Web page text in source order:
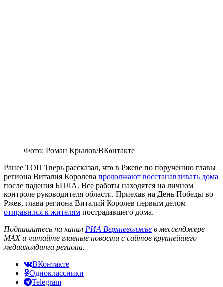
Фото: Роман Крылов/ВКонтакте
Ранее ТОП Тверь рассказал, что в Ржеве по поручению главы
региона Виталия Королева продолжают восстанавливать дома
после падения БПЛА. Все работы находятся на личном
контроле руководителя области. Приехав на День Победы во
Ржев, глава региона Виталий Королев первым делом
отправился к жителям пострадавшего дома.
Подпишитесь на канал РИА Верхневолжье в мессенджере
MAX и читайте главные новости с сайтов крупнейшего
медиахолдинга региона.
ВКонтакте
Одноклассники
Telegram